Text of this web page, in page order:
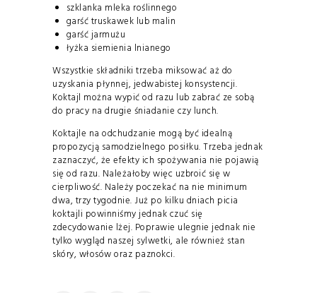
szklanka mleka roślinnego
garść truskawek lub malin
garść jarmużu
łyżka siemienia lnianego
Wszystkie składniki trzeba miksować aż do
uzyskania płynnej, jedwabistej konsystencji.
Koktajl można wypić od razu lub zabrać ze sobą
do pracy na drugie śniadanie czy lunch.
Koktajle na odchudzanie mogą być idealną
propozycją samodzielnego posiłku. Trzeba jednak
zaznaczyć, że efekty ich spożywania nie pojawią
się od razu. Należałoby więc uzbroić się w
cierpliwość. Należy poczekać na nie minimum
dwa, trzy tygodnie. Już po kilku dniach picia
koktajli powinniśmy jednak czuć się
zdecydowanie lżej. Poprawie ulegnie jednak nie
tylko wygląd naszej sylwetki, ale również stan
skóry, włosów oraz paznokci.